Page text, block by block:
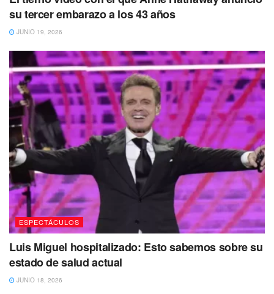
EL mensaje de Nodal en los comentarios detalla:
“Te quiero, rey. Gracias por hacerme parte de
esto”
Ricky Martin también le respondió:
su tercer embarazo a los 43 años
JUNIO 19, 2026
ESPECTÁCULOS
Luis Miguel hospitalizado: Esto sabemos sobre su
estado de salud actual
JUNIO 18, 2026